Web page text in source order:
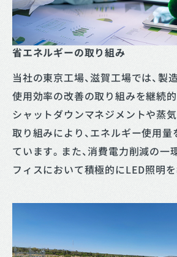
省エネルギーの取り組み
当社の東京工場、滋賀工場では、製
使用効率の改善の取り組みを継続的
シャットダウンマネジメントや蒸
取り組みにより、エネルギー使用
ています。また、消費電力削減の一
フィスにおいて積極的にLED照明を